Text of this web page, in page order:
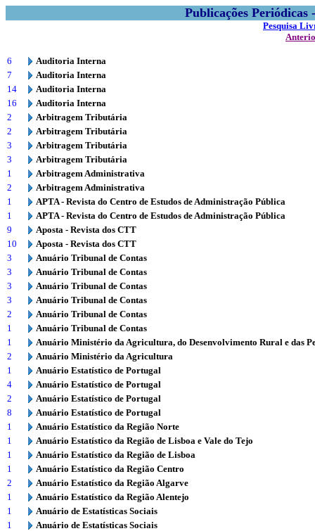
Publicações
Pesquisa
6
Auditoria Interna
7
Auditoria Interna
14
Auditoria Interna
16
Auditoria Interna
2
Arbitragem Tributária
2
Arbitragem Tributária
3
Arbitragem Tributária
3
Arbitragem Tributária
1
Arbitragem Administrativa
2
Arbitragem Administrativa
1
APTA - Revista do Centro de Estudos de Administração Pública
1
APTA - Revista do Centro de Estudos de Administração Pública
9
Aposta - Revista dos CTT
10
Aposta - Revista dos CTT
3
Anuário Tribunal de Contas
3
Anuário Tribunal de Contas
3
Anuário Tribunal de Contas
3
Anuário Tribunal de Contas
2
Anuário Tribunal de Contas
1
Anuário Tribunal de Contas
1
Anuário Ministério da Agricultura, do Desenvolvimento Rural e das
2
Anuário Ministério da Agricultura
1
Anuário Estatístico de Portugal
4
Anuário Estatístico de Portugal
2
Anuário Estatístico de Portugal
8
Anuário Estatístico de Portugal
1
Anuário Estatístico da Região Norte
1
Anuário Estatístico da Região de Lisboa e Vale do Tejo
1
Anuário Estatístico da Região de Lisboa
1
Anuário Estatístico da Região Centro
2
Anuário Estatístico da Região Algarve
1
Anuário Estatístico da Região Alentejo
1
Anuário de Estatísticas Sociais
1
Anuário de Estatísticas Sociais